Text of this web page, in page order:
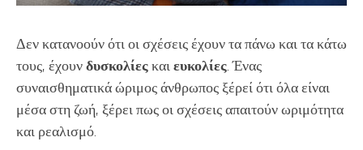
Δεν κατανοούν ότι οι σχέσεις έχουν τα πάνω και τα κάτω
τους, έχουνδυσκολίεςκαιευκολίες. Ένας
συναισθηματικά ώριμος άνθρωπος ξέρεί ότι όλα είναι
μέσα στη ζωή, ξέρει πως οι σχέσεις απαιτούν ωριμότητα
και ρεαλισμό.